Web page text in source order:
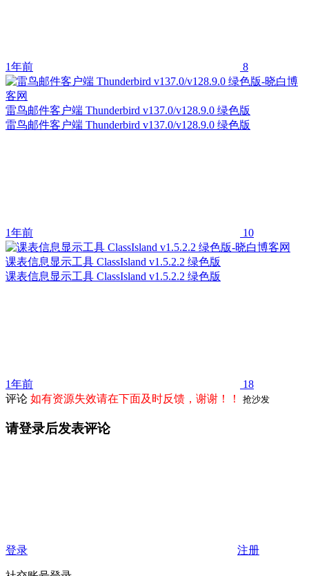
1年前 8
雷鸟邮件客户端 Thunderbird v137.0/v128.9.0 绿色版
雷鸟邮件客户端 Thunderbird v137.0/v128.9.0 绿色版
1年前 10
课表信息显示工具 ClassIsland v1.5.2.2 绿色版
课表信息显示工具 ClassIsland v1.5.2.2 绿色版
1年前
18
评论 如有资源失效请在下面及时反馈，谢谢！！ 抢沙发
请登录后发表评论
登录 注册